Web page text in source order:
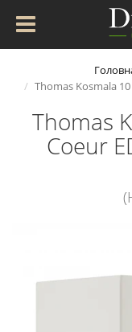
Thomas Kosmala
Thomas
Coeur